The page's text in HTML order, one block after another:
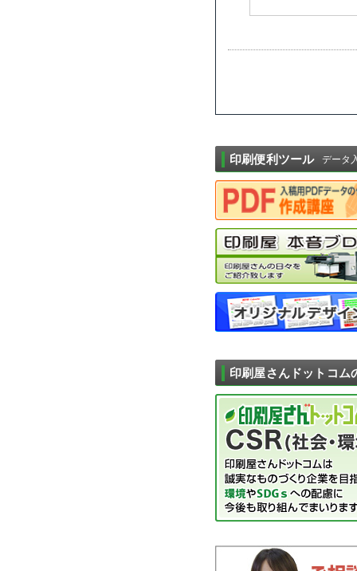
印刷便利ツール データ
印刷屋さんドットコム